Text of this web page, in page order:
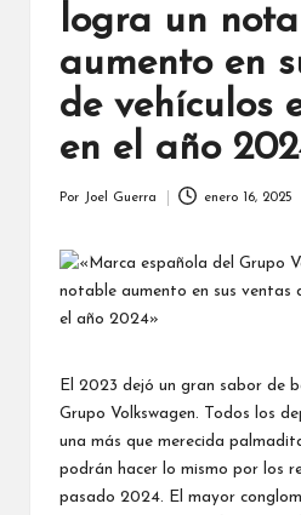
logra un
aumento en
de vehículos
en el año
Por Joel Guerra enero 16, 2025
El 2023 dejó un gran sabor de
Grupo Volkswagen. Todos los
una más que merecida
podrán hacer lo mismo por los
pasado 2024. El mayor